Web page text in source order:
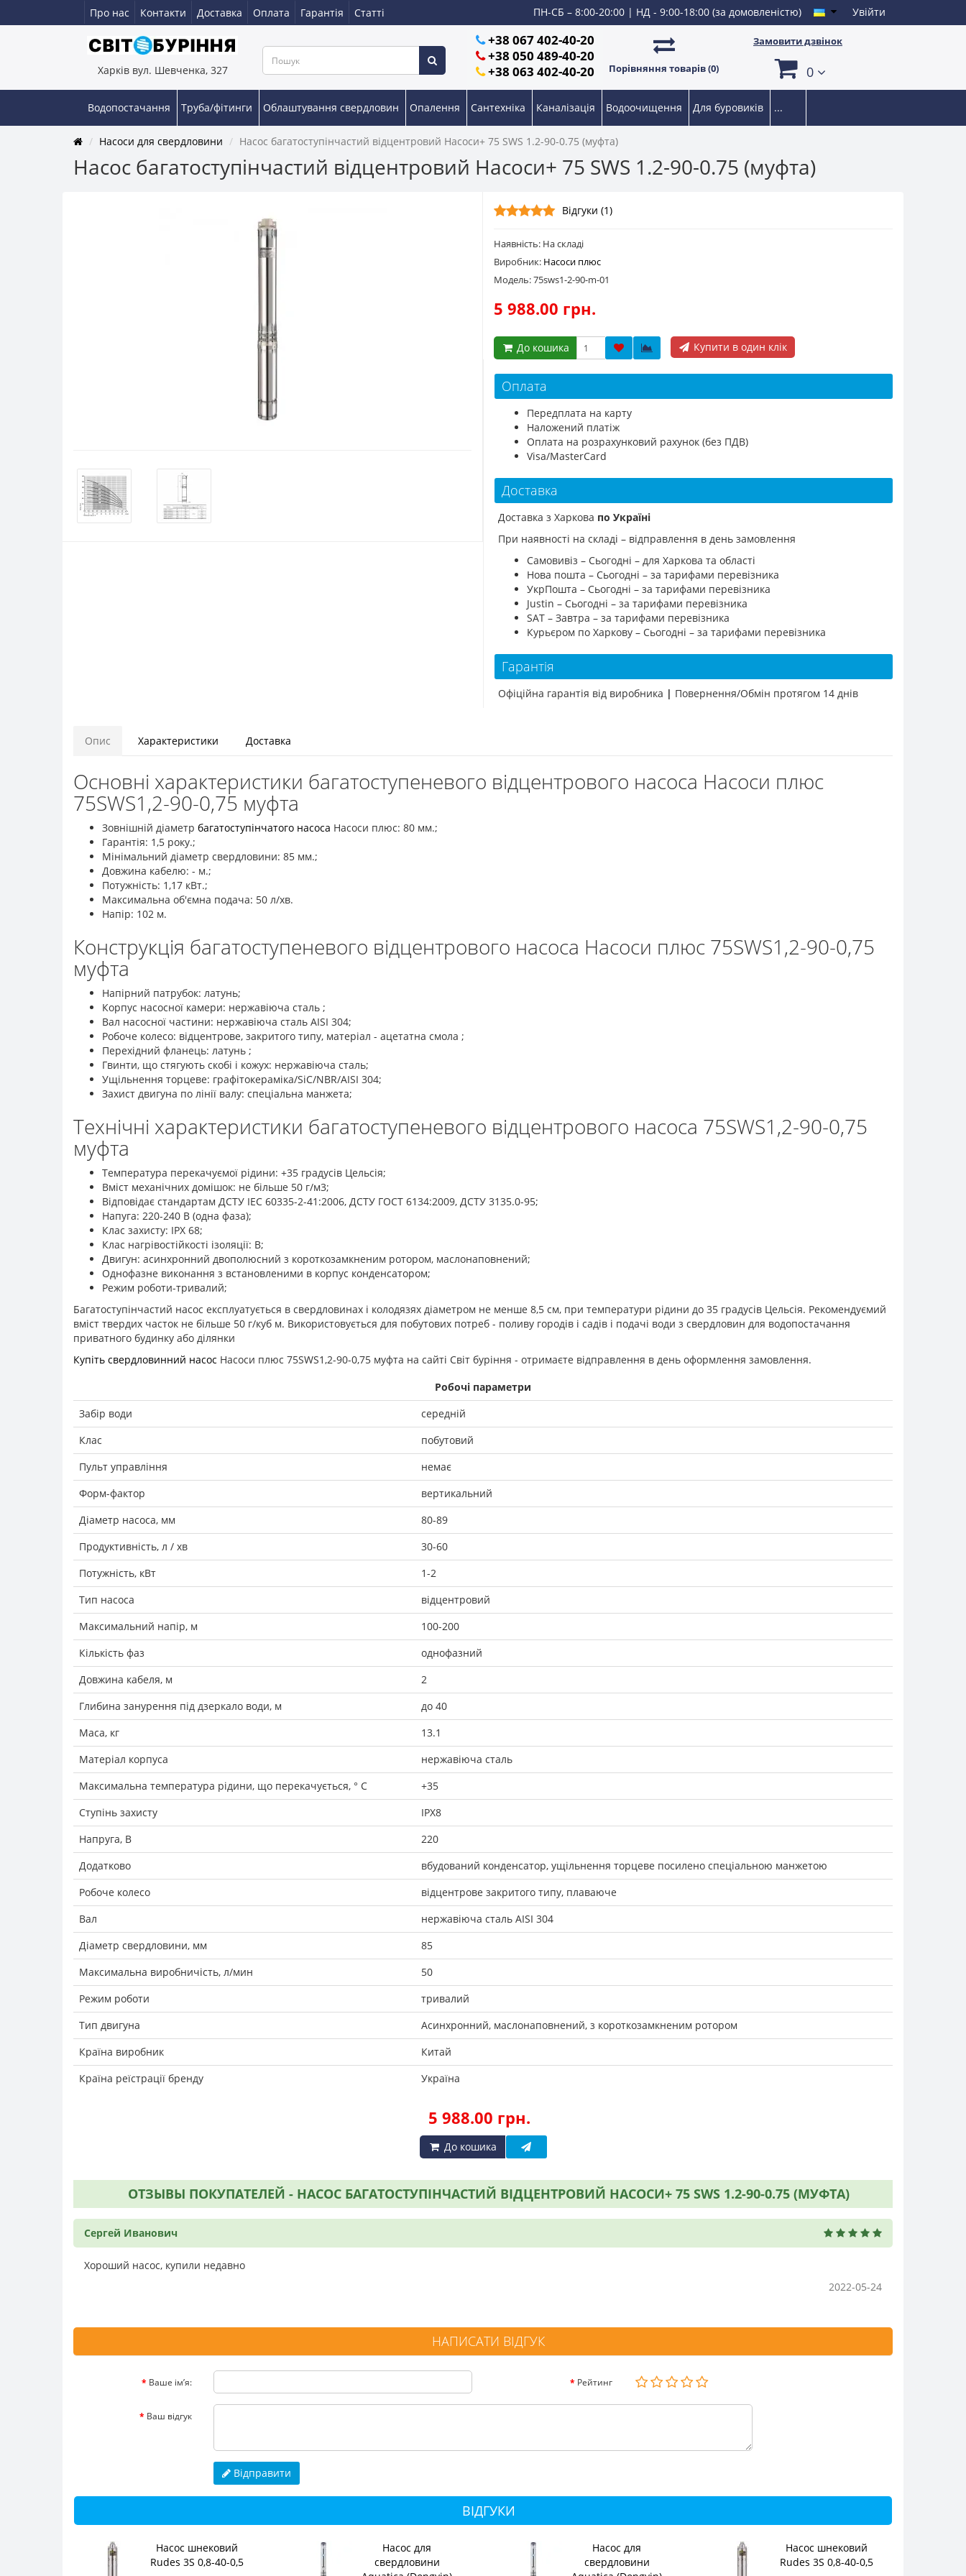
Про нас Контакти Доставка Оплата Гарантія Статті ПН-СБ – 8:00-20:00 | НД - 9:00-18:00 (за домовленістю) Увійти
Харків вул. Шевченка, 327
+38 067 402-40-20
+38 050 489-40-20
+38 063 402-40-20
Порівняння товарів (0)
Замовити дзвінок
0
Водопостачання Труба/фітинги Облаштування свердловин Опалення Сантехніка Каналізація Водоочищення Для буровиків ...
Насоси для свердловини Насос багатоступінчастий відцентровий Насоси+ 75 SWS 1.2-90-0.75 (муфта)
Насос багатоступінчастий відцентровий Насоси+ 75 SWS 1.2-90-0.75 (муфта)
Відгуки (1)
Наявність: На складі
Виробник: Насоси плюс
Модель: 75sws1-2-90-m-01
5 988.00 грн.
До кошика Купити в один клік
Оплата
Передплата на карту
Наложений платіж
Оплата на розрахунковий рахунок (без ПДВ)
Visa/MasterCard
Доставка
Доставка з Харкова по Україні
При наявності на складі – відправлення в день замовлення
Самовивіз – Сьогодні – для Харкова та області
Нова пошта – Сьогодні – за тарифами перевізника
УкрПошта – Сьогодні – за тарифами перевізника
Justin – Сьогодні – за тарифами перевізника
SAT – Завтра – за тарифами перевізника
Курьєром по Харкову – Сьогодні – за тарифами перевізника
Гарантія
Офіційна гарантія від виробника | Повернення/Обмін протягом 14 днів
Опис Характеристики Доставка
Основні характеристики багатоступеневого відцентрового насоса Насоси плюс
75SWS1,2-90-0,75 муфта
Зовнішній діаметр багатоступінчатого насоса Насоси плюс: 80 мм.;
Гарантія: 1,5 року.;
Мінімальний діаметр свердловини: 85 мм.;
Довжина кабелю: - м.;
Потужність: 1,17 кВт.;
Максимальна об'ємна подача: 50 л/хв.
Напір: 102 м.
Конструкція багатоступеневого відцентрового насоса Насоси плюс 75SWS1,2-90-0,75
муфта
Напірний патрубок: латунь;
Корпус насосної камери: нержавіюча сталь ;
Вал насосної частини: нержавіюча сталь AISI 304;
Робоче колесо: відцентрове, закритого типу, матеріал - ацетатна смола ;
Перехідний фланець: латунь ;
Гвинти, що стягують скобі і кожух: нержавіюча сталь;
Ущільнення торцеве: графітокераміка/SiC/NBR/AISI 304;
Захист двигуна по лінії валу: спеціальна манжета;
Технічні характеристики багатоступеневого відцентрового насоса 75SWS1,2-90-0,75
муфта
Температура перекачуємої рідини: +35 градусів Цельсія;
Вміст механічних домішок: не більше 50 г/м3;
Відповідає стандартам ДСТУ ІЕС 60335-2-41:2006, ДСТУ ГОСТ 6134:2009, ДСТУ 3135.0-95;
Напуга: 220-240 В (одна фаза);
Клас захисту: ІРХ 68;
Клас нагрівостійкості ізоляції: В;
Двигун: асинхронний двополюсний з короткозамкненим ротором, маслонаповнений;
Однофазне виконання з встановленими в корпус конденсатором;
Режим роботи-тривалий;
Багатоступінчастий насос експлуатується в свердловинах і колодязях діаметром не менше 8,5 см, при температури рідини до 35 градусів Цельсія. Рекомендуємий
вміст твердих часток не більше 50 г/куб м. Використовується для побутових потреб - поливу городів і садів і подачі води з свердловин для водопостачання
приватного будинку або ділянки
Купіть свердловинний насос Насоси плюс 75SWS1,2-90-0,75 муфта на сайті Світ буріння - отримаєте відправлення в день оформлення замовлення.
Робочі параметри
Забір води
середній
Клас
побутовий
Пульт управління
немає
Форм-фактор
вертикальний
Діаметр насоса, мм
80-89
Продуктивність, л / хв
30-60
Потужність, кВт
1-2
Тип насоса
відцентровий
Максимальний напір, м
100-200
Кількість фаз
однофазний
Довжина кабеля, м
2
Глибина занурення під дзеркало води, м
до 40
Маса, кг
13.1
Матеріал корпуса
нержавіюча сталь
Максимальна температура рідини, що перекачується, ° C
+35
Ступінь захисту
IPX8
Напруга, В
220
Додатково
вбудований конденсатор, ущільнення торцеве посилено спеціальною манжетою
Робоче колесо
відцентрове закритого типу, плаваюче
Вал
нержавіюча сталь AISI 304
Діаметр свердловини, мм
85
Максимальна виробничість, л/мин
50
Режим роботи
тривалий
Тип двигуна
Асинхронний, маслонаповнений, з короткозамкненим ротором
Країна виробник
Китай
Країна реїстрації бренду
Україна
5 988.00 грн.
До кошика
ОТЗЫВЫ ПОКУПАТЕЛЕЙ - НАСОС БАГАТОСТУПІНЧАСТИЙ ВІДЦЕНТРОВИЙ НАСОСИ+ 75 SWS 1.2-90-0.75 (МУФТА)
Сергей Иванович
Хороший насос, купили недавно
2022-05-24
НАПИСАТИ ВІДГУК
Ваше ім’я: Рейтинг
Ваш відгук
Відправити
ВІДГУКИ
Насос шнековий
Rudes 3S 0,8-40-0,5
Насос для
свердловини
Насос для
свердловини
Насос шнековий
Rudes 3S 0,8-40-0,5